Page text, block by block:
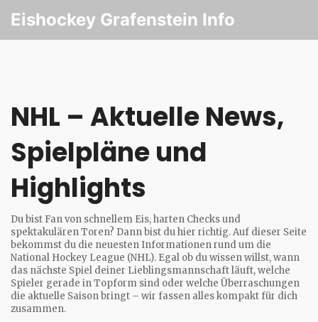
Eishockey Grafenstein Info
NHL – Aktuelle News,
Spielpläne und
Highlights
Du bist Fan von schnellem Eis, harten Checks und
spektakulären Toren? Dann bist du hier richtig. Auf dieser Seite
bekommst du die neuesten Informationen rund um die
National Hockey League (NHL). Egal ob du wissen willst, wann
das nächste Spiel deiner Lieblingsmannschaft läuft, welche
Spieler gerade in Topform sind oder welche Überraschungen
die aktuelle Saison bringt – wir fassen alles kompakt für dich
zusammen.